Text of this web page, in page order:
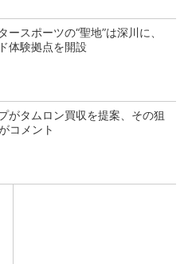
ースポーツの“聖地”は深川に、
体験拠点を開設
がタムロン買収を提案、その狙
コメント